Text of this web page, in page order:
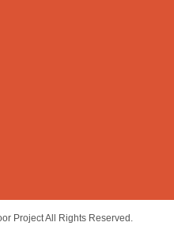
Project All Rights Reserved.